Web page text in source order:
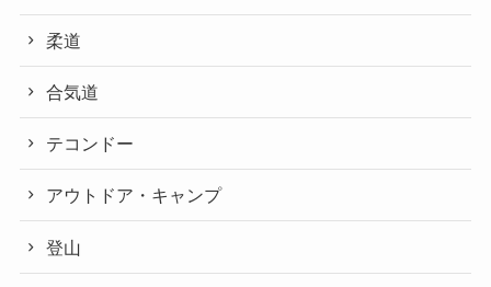
柔道
合気道
テコンドー
アウトドア・キャンプ
登山